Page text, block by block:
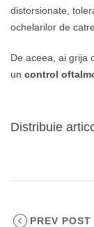
distorsionate,
ochelarilor de
De aceea, ai grija
un control
Distribuie
PREV POST